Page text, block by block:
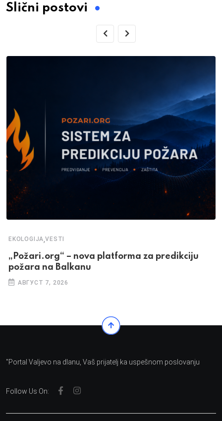
Slični postovi
EKOLOGIJA,VESTI
„Požari.org“ – nova platforma za predikciju
požara na Balkanu
АВГУСТ 7, 2026
"Portal Valjevo na dlanu, Vaš prijatelj ka uspešnom poslovanju
Follow Us On: